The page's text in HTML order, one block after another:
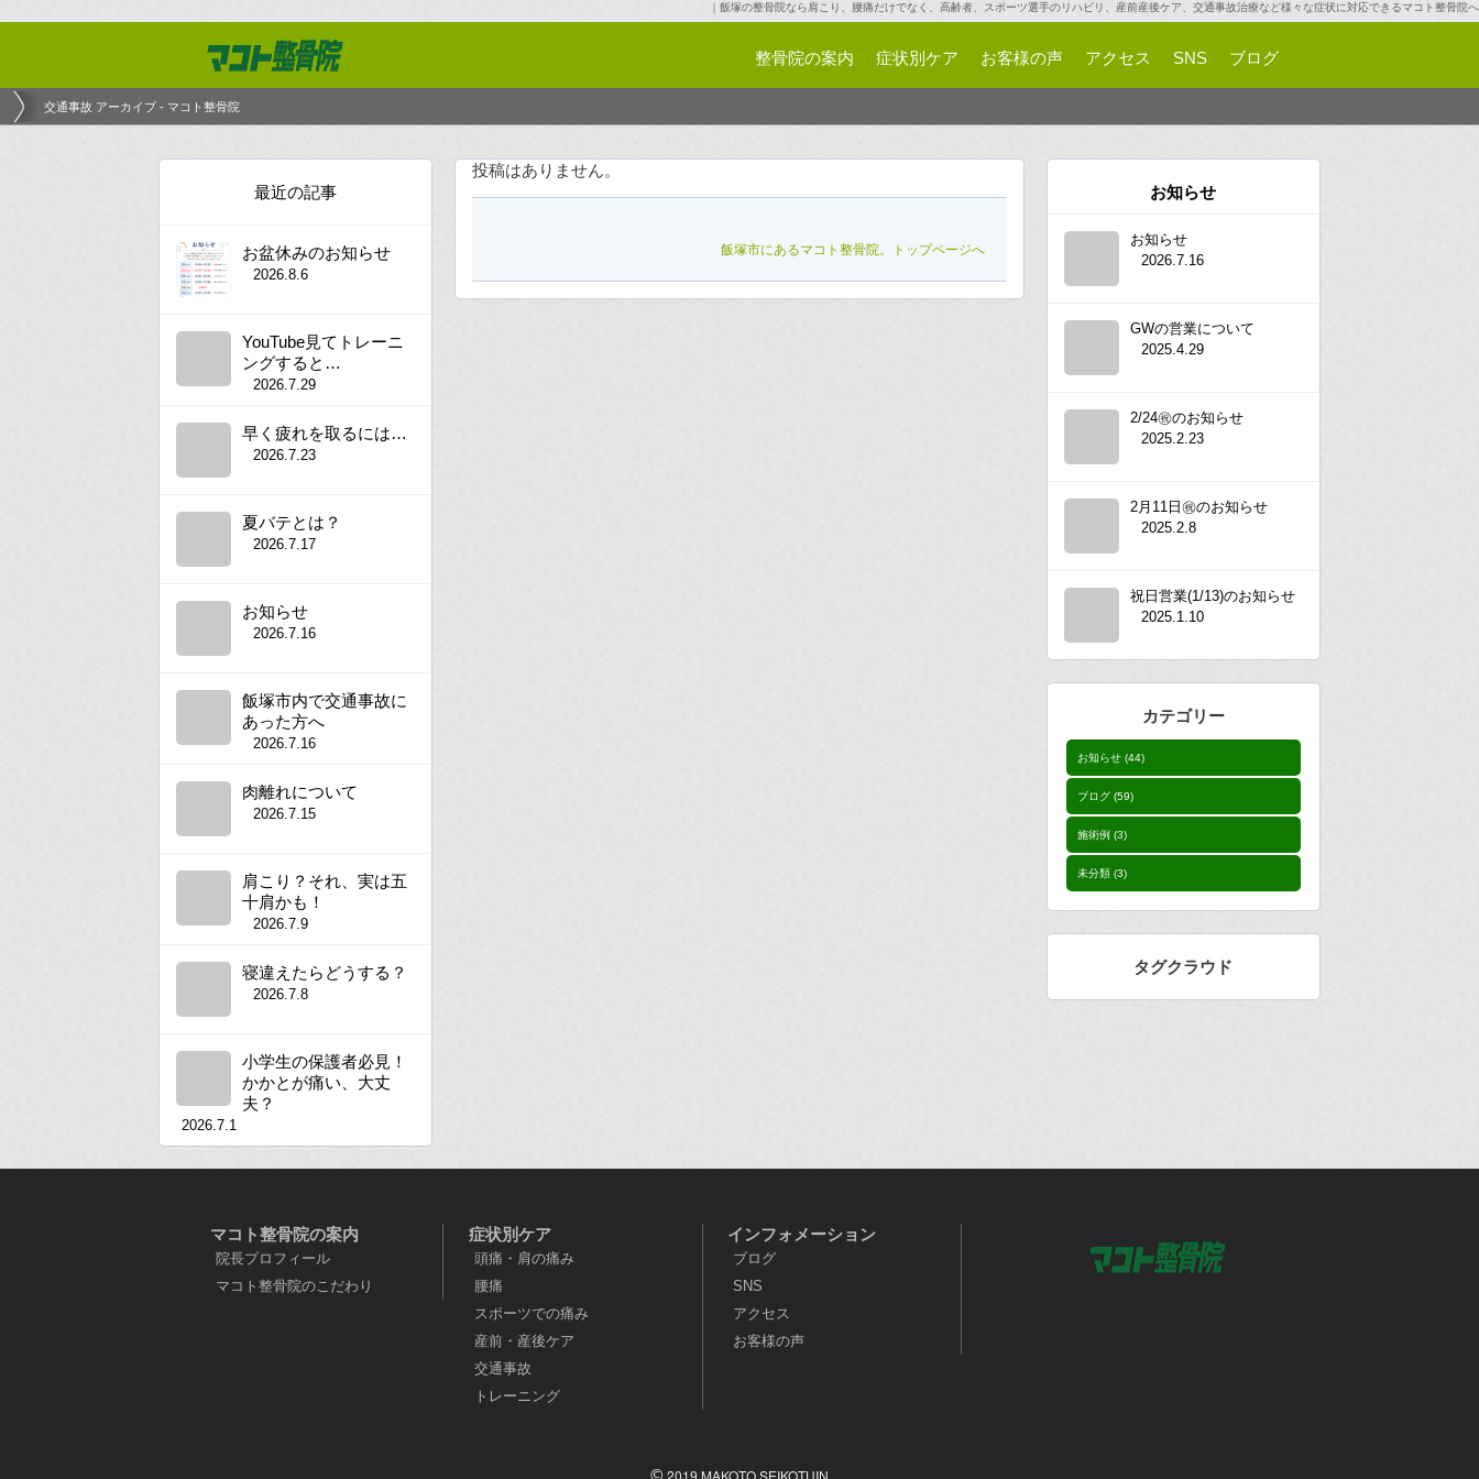
｜飯塚の整骨院なら肩こり、腰痛だけでなく、高齢者、スポーツ選手のリハビリ、産前産後ケア、交通事故治療など様々な症状に対応できるマコト整骨院へ
投稿はありません。
飯塚市にあるマコト整骨院。トップページへ
最近の記事
お盆休みのお知らせ
2026.8.6
YouTube見てトレーニ
ングすると…
2026.7.29
早く疲れを取るには…
2026.7.23
夏バテとは？
2026.7.17
お知らせ
2026.7.16
飯塚市内で交通事故に
あった方へ
2026.7.16
肉離れについて
2026.7.15
肩こり？それ、実は五
十肩かも！
2026.7.9
寝違えたらどうする？
2026.7.8
小学生の保護者必見！
かかとが痛い、大丈
夫？
2026.7.1
お知らせ
お知らせ
2026.7.16
GWの営業について
2025.4.29
2/24㊗︎のお知らせ
2025.2.23
2月11日㊗︎のお知らせ
2025.2.8
祝日営業(1/13)のお知らせ
2025.1.10
カテゴリー
お知らせ (44)
ブログ (59)
施術例 (3)
未分類 (3)
タグクラウド
マコト整骨院の案内
院長プロフィール
マコト整骨院のこだわり
症状別ケア
頭痛・肩の痛み
腰痛
スポーツでの痛み
産前・産後ケア
交通事故
トレーニング
インフォメーション
ブログ
SNS
アクセス
お客様の声
© 2019 MAKOTO SEIKOTUIN
ブログ
SNS
アクセス
お客様の声
症状別ケア
整骨院の案内
交通事故 アーカイブ - マコト整骨院